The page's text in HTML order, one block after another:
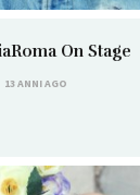
On Stage
13 ANNI AGO